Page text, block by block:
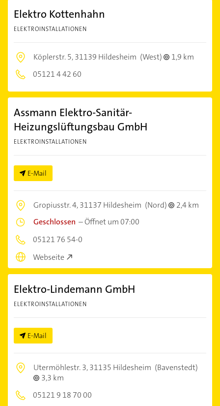
Elektro Kottenhahn
ELEKTROINSTALLATIONEN
Köplerstr. 5,31139 Hildesheim (West)
1,9 km
05121 4 42 60
Assmann Elektro-Sanitär-
Heizungslüftungsbau GmbH
ELEKTROINSTALLATIONEN
E-Mail
Gropiusstr. 4,31137 Hildesheim (Nord)
2,4 km
Geschlossen –Öffnet um 07:00
05121 76 54-0
Webseite
Elektro-Lindemann GmbH
ELEKTROINSTALLATIONEN
E-Mail
Utermöhlestr. 3,31135 Hildesheim (Bavenstedt)
3,3 km
05121 9 18 70 00